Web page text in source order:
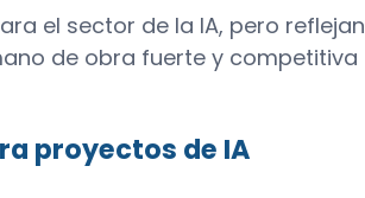
el sector de la IA, pero reflejan
de obra fuerte y competitiva
proyectos de IA